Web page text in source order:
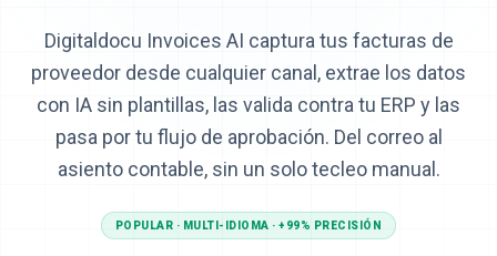
Digitaldocu Invoices AI captura tus facturas de
proveedor desde cualquier canal, extrae los datos
con IA sin plantillas, las valida contra tu ERP y las
pasa por tu flujo de aprobación. Del correo al
asiento contable, sin un solo tecleo manual.
POPULAR · MULTI-IDIOMA · +99% PRECISIÓN